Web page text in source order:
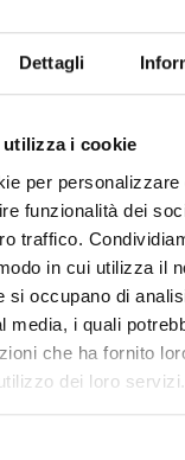
Dettagli
i cookie
per personalizzare
funzionalità dei
traffico.
in cui utilizza il
si occupano di
media, i quali
che ha fornito
dei loro servizi.
del Canoa Giovani